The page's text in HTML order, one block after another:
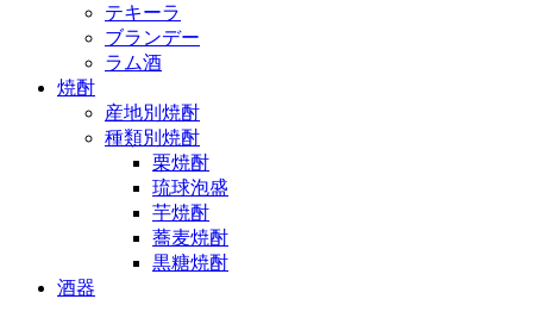
テキーラ
ブランデー
ラム酒
焼酎
産地別焼酎
種類別焼酎
栗焼酎
琉球泡盛
芋焼酎
蕎麦焼酎
黒糖焼酎
酒器